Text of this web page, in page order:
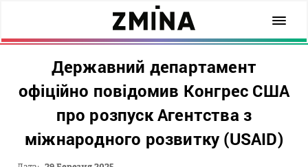
Державний департамент
офіційно повідомив Конгрес США
про розпуск Агентства з
міжнародного розвитку (USAID)